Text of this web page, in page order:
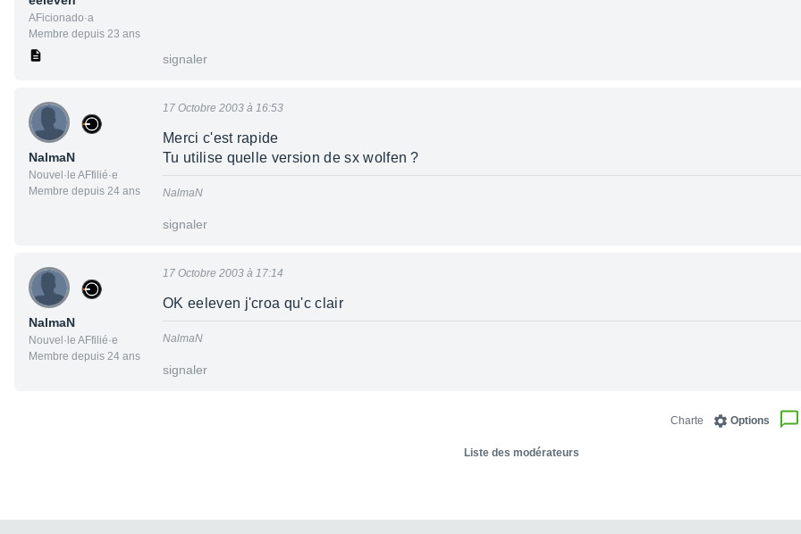
AFicionado·a
Membre depuis 23 ans
signaler
NalmaN
Nouvel·le AFfilié·e
Membre depuis 24 ans
17 Octobre 2003 à 16:53
Merci c'est rapide
Tu utilise quelle version de sx wolfen ?
NalmaN
signaler
NalmaN
Nouvel·le AFfilié·e
Membre depuis 24 ans
17 Octobre 2003 à 17:14
OK eeleven j'croa qu'c clair
NalmaN
signaler
Options
Charte
Liste des modérateurs